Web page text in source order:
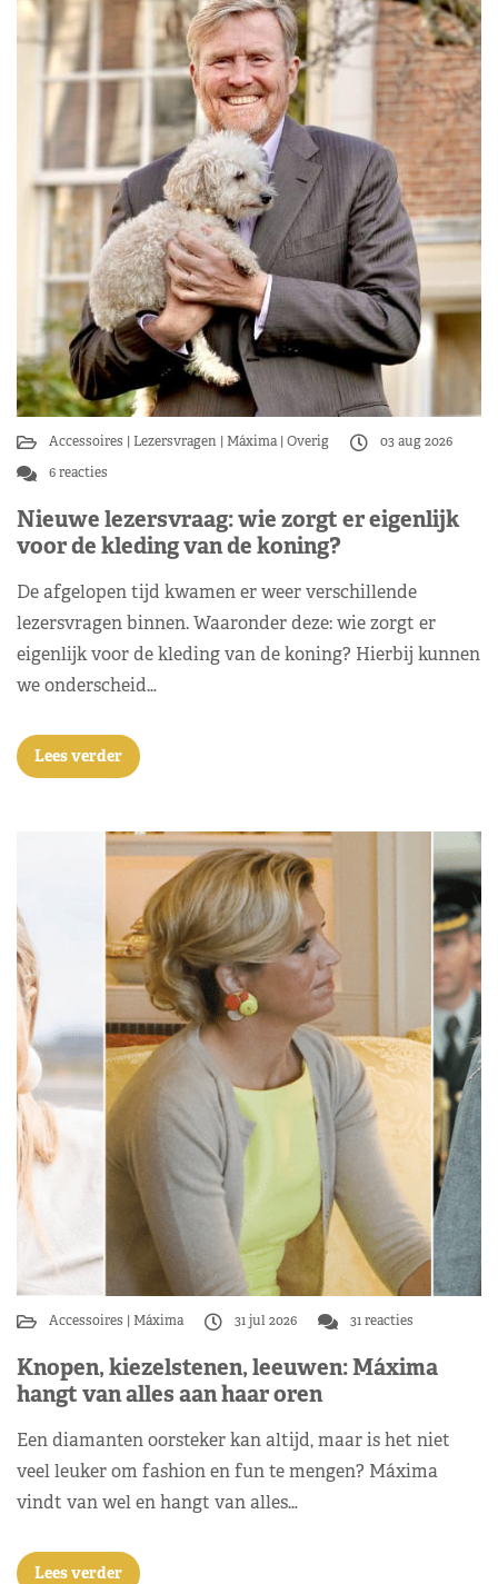
Accessoires Lezersvragen Máxima Overig
03 aug 2026
6 reacties
Nieuwe lezersvraag: wie zorgt er eigenlijk
voor de kleding van de koning?
De afgelopen tijd kwamen er weer verschillende
lezersvragen binnen. Waaronder deze: wie zorgt er
eigenlijk voor de kleding van de koning? Hierbij kunnen
we onderscheid…
Lees verder
Accessoires Máxima 31 jul 2026 31 reacties
Knopen, kiezelstenen, leeuwen: Máxima
hangt van alles aan haar oren
Een diamanten oorsteker kan altijd, maar is het niet
veel leuker om fashion en fun te mengen? Máxima
vindt van wel en hangt van alles…
Lees verder